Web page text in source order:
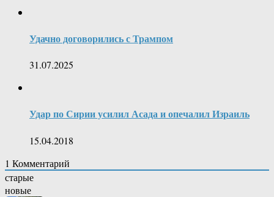
Удачно договорились с Трампом
31.07.2025
Удар по Сирии усилил Асада и опечалил Израиль
15.04.2018
1 Комментарий
старые
новые